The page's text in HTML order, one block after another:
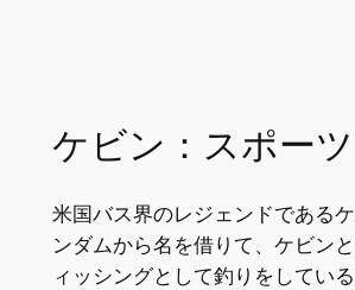
ケビン：スポー
米国バス界のレジェンドである
ンダムから名を借りて、ケビン
ィッシングとして釣りをしてい